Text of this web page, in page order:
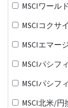
MSCIワール
MSCIコクサ
MSCIエマー
MSCIパシフ
MSCIパシフ
MSCI北米/円